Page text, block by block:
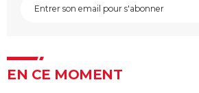
EN CE MOMENT